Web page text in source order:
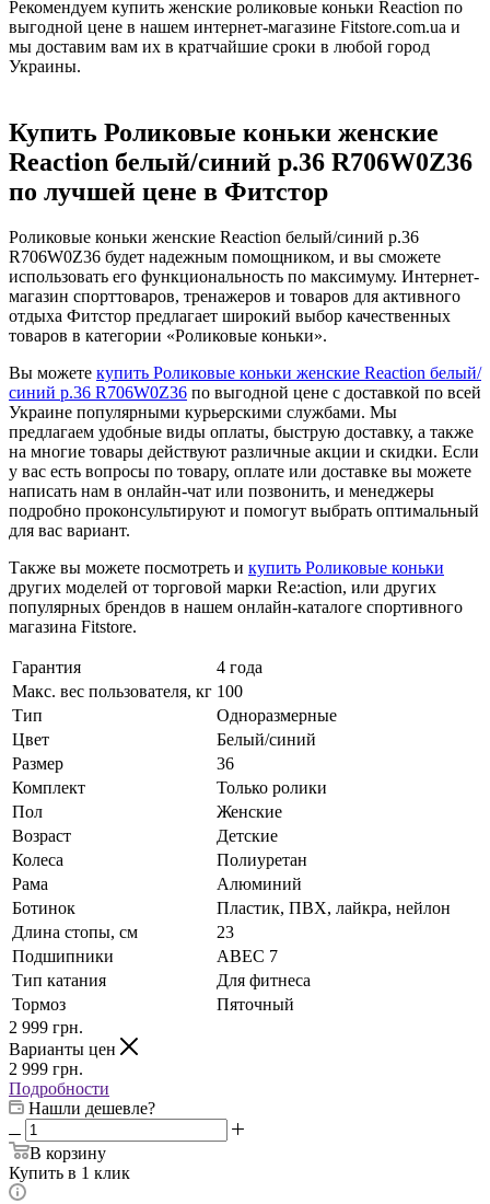
Рекомендуем купить женские роликовые коньки Reaction по
выгодной цене в нашем интернет-магазине Fitstore.com.ua и
мы доставим вам их в кратчайшие сроки в любой город
Украины.
Купить Роликовые коньки женские
Reaction белый/синий р.36 R706W0Z36
по лучшей цене в Фитстор
Роликовые коньки женские Reaction белый/синий р.36
R706W0Z36 будет надежным помощником, и вы сможете
использовать его функциональность по максимуму. Интернет-
магазин спорттоваров, тренажеров и товаров для активного
отдыха Фитстор предлагает широкий выбор качественных
товаров в категории «Роликовые коньки».
Вы можете купить Роликовые коньки женские Reaction белый/
синий р.36 R706W0Z36 по выгодной цене с доставкой по всей
Украине популярными курьерскими службами. Мы
предлагаем удобные виды оплаты, быструю доставку, а также
на многие товары действуют различные акции и скидки. Если
у вас есть вопросы по товару, оплате или доставке вы можете
написать нам в онлайн-чат или позвонить, и менеджеры
подробно проконсультируют и помогут выбрать оптимальный
для вас вариант.
Также вы можете посмотреть и купить Роликовые коньки
других моделей от торговой марки Re:action, или других
популярных брендов в нашем онлайн-каталоге спортивного
магазина Fitstore.
Гарантия
4 года
Макс. вес пользователя, кг 100
Тип
Одноразмерные
Цвет
Белый/синий
Размер
36
Комплект
Только ролики
Пол
Женские
Возраст
Детские
Колеса
Полиуретан
Рама
Алюминий
Ботинок
Пластик, ПВХ, лайкра, нейлон
Длина стопы, см
23
Подшипники
ABEC 7
Тип катания
Для фитнеса
Тормоз
Пяточный
2 999 грн.
Варианты цен
2 999 грн.
Подробности
Нашли дешевле?
В корзину
Купить в 1 клик